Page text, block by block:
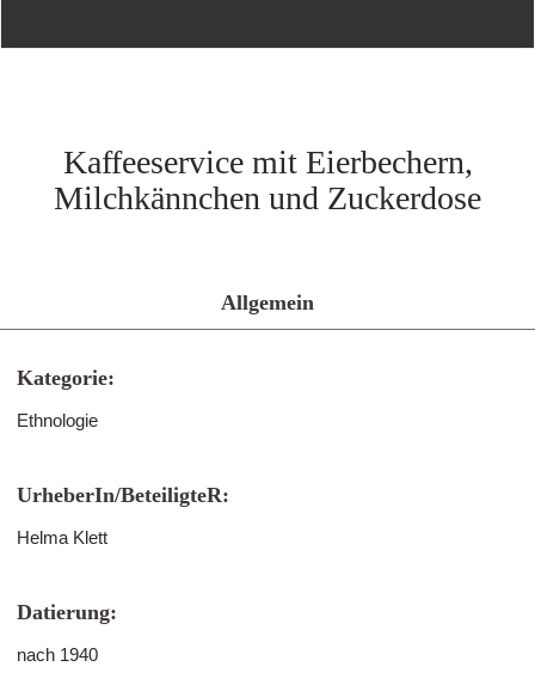
Kaffeeservice mit Eierbechern,
Milchkännchen und Zuckerdose
Allgemein
Kategorie:
Ethnologie
UrheberIn/BeteiligteR:
Helma Klett
Datierung:
nach 1940